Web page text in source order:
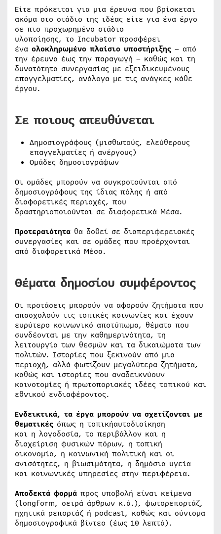
Είτε πρόκειται για μια έρευνα που βρίσκεται
ακόμα στο στάδιο της ιδέας είτε για ένα έργο
σε πιο προχωρημένο στάδιο
υλοποίησης, το Incubator προσφέρει
ένα ολοκληρωμένο πλαίσιο υποστήριξης – από
την έρευνα έως την παραγωγή – καθώς και τη
δυνατότητα συνεργασίας με εξειδικευμένους
επαγγελματίες, ανάλογα με τις ανάγκες κάθε
έργου.
Σε ποιους απευθύνεται
Δημοσιογράφους (μισθωτούς, ελεύθερους
επαγγελματίες ή ανέργους)
Oμάδες δημοσιογράφων
Οι ομάδες μπορούν να συγκροτούνται από
δημοσιογράφους της ίδιας πόλης ή από
διαφορετικές περιοχές, που
δραστηριοποιούνται σε διαφορετικά Μέσα.
Προτεραιότητα θα δοθεί σε διαπεριφερειακές
συνεργασίες και σε ομάδες που προέρχονται
από διαφορετικά Μέσα.
Θέματα δημοσίου συμφέροντος
Οι προτάσεις μπορούν να αφορούν ζητήματα που
απασχολούν τις τοπικές κοινωνίες και έχουν
ευρύτερο κοινωνικό αποτύπωμα, θέματα που
συνδέονται με την καθημερινότητα, τη
λειτουργία των θεσμών και τα δικαιώματα των
πολιτών. Ιστορίες που ξεκινούν από μια
περιοχή, αλλά φωτίζουν μεγαλύτερα ζητήματα,
καθώς και ιστορίες που αναδεικνύουν
καινοτομίες ή πρωτοποριακές ιδέες τοπικού και
εθνικού ενδιαφέροντος.
Ενδεικτικά, τα έργα μπορούν να σχετίζονται με
θεματικές όπως η τοπικήαυτοδιοίκηση
και η λογοδοσία, το περιβάλλον και η
διαχείριση φυσικών πόρων, η τοπική
οικονομία, η κοινωνική πολιτική και οι
ανισότητες, η βιωσιμότητα, η δημόσια υγεία
και κοινωνικές υπηρεσίες στην περιφέρεια.
Αποδεκτά φορμά προς υποβολή είναι κείμενα
(longform, σειρά άρθρων κ.ά.), φωτορεπορτάζ,
ηχητικά ρεπορτάζ ή podcast, καθώς και σύντομα
δημοσιογραφικά βίντεο (έως 10 λεπτά).